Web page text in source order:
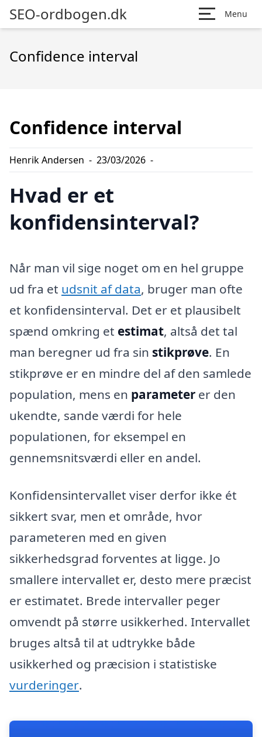
SEO-ordbogen.dk Menu
Confidence interval
Confidence interval
Henrik Andersen - 23/03/2026 -
Hvad er et
konfidensinterval?
Når man vil sige noget om en hel gruppe
ud fra et udsnit af data, bruger man ofte
et konfidensinterval. Det er et plausibelt
spænd omkring et estimat, altså det tal
man beregner ud fra sin stikprøve. En
stikprøve er en mindre del af den samlede
population, mens en parameter er den
ukendte, sande værdi for hele
populationen, for eksempel en
gennemsnitsværdi eller en andel.
Konfidensintervallet viser derfor ikke ét
sikkert svar, men et område, hvor
parameteren med en given
sikkerhedsgrad forventes at ligge. Jo
smallere intervallet er, desto mere præcist
er estimatet. Brede intervaller peger
omvendt på større usikkerhed. Intervallet
bruges altså til at udtrykke både
usikkerhed og præcision i statistiske
vurderinger.